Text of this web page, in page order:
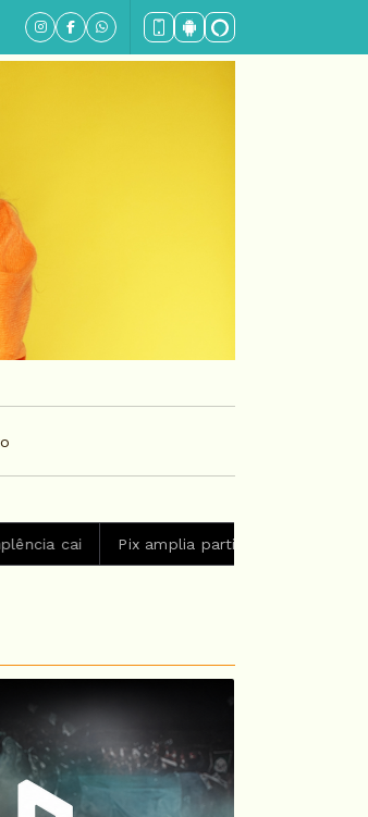
participação nos pagamentos em bares